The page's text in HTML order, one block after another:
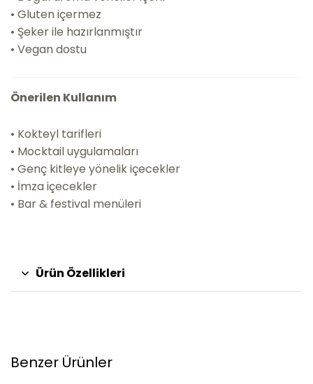
• Gluten içermez
• Şeker ile hazırlanmıştır
• Vegan dostu
Önerilen Kullanım
• Kokteyl tarifleri
• Mocktail uygulamaları
• Genç kitleye yönelik içecekler
• İmza içecekler
• Bar & festival menüleri
Ürün Özellikleri
Benzer Ürünler